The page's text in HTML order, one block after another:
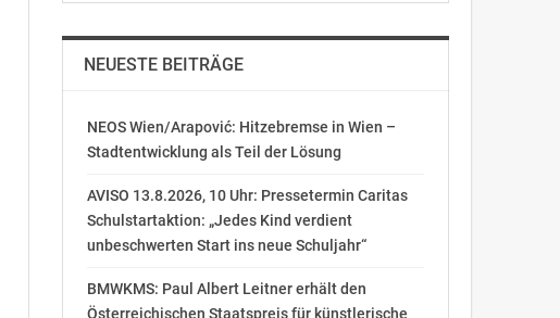
NEUESTE BEITRÄGE
NEOS Wien/Arapović: Hitzebremse in Wien –
Stadtentwicklung als Teil der Lösung
AVISO 13.8.2026, 10 Uhr: Pressetermin Caritas
Schulstartaktion: „Jedes Kind verdient
unbeschwerten Start ins neue Schuljahr“
BMWKMS: Paul Albert Leitner erhält den
Österreichischen Staatspreis für künstlerische